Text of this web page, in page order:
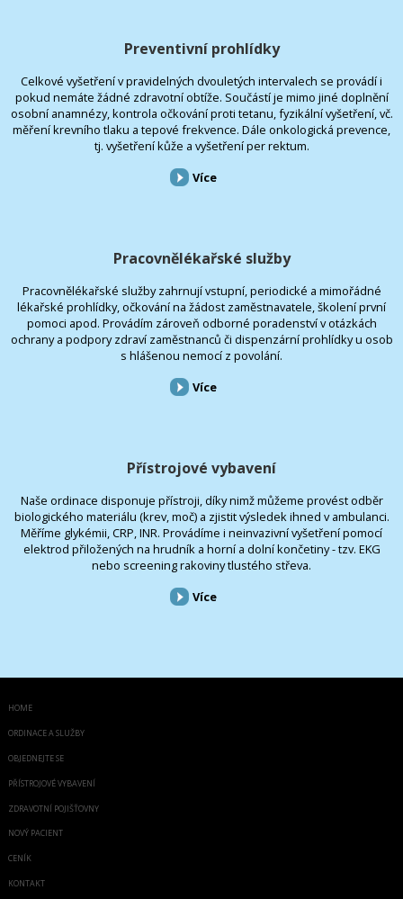
Preventivní prohlídky
Celkové vyšetření v pravidelných dvouletých intervalech se provádí i
pokud nemáte žádné zdravotní obtíže. Součástí je mimo jiné doplnění
osobní anamnézy, kontrola očkování proti tetanu, fyzikální vyšetření, vč.
měření krevního tlaku a tepové frekvence. Dále onkologická prevence,
tj. vyšetření kůže a vyšetření per rektum.
Více
Pracovnělékařské služby
Pracovnělékařské služby zahrnují vstupní, periodické a mimořádné
lékařské prohlídky, očkování na žádost zaměstnavatele, školení první
pomoci apod. Provádím zároveň odborné poradenství v otázkách
ochrany a podpory zdraví zaměstnanců či dispenzární prohlídky u osob
s hlášenou nemocí z povolání.
Více
Přístrojové vybavení
Naše ordinace disponuje přístroji, díky nimž můžeme provést odběr
biologického materiálu (krev, moč) a zjistit výsledek ihned v ambulanci.
Měříme glykémii, CRP, INR. Provádíme i neinvazivní vyšetření pomocí
elektrod přiložených na hrudník a horní a dolní končetiny - tzv. EKG
nebo screening rakoviny tlustého střeva.
Více
HOME
ORDINACE A SLUŽBY
OBJEDNEJTE SE
PŘÍSTROJOVÉ VYBAVENÍ
ZDRAVOTNÍ POJIŠŤOVNY
NOVÝ PACIENT
CENÍK
KONTAKT